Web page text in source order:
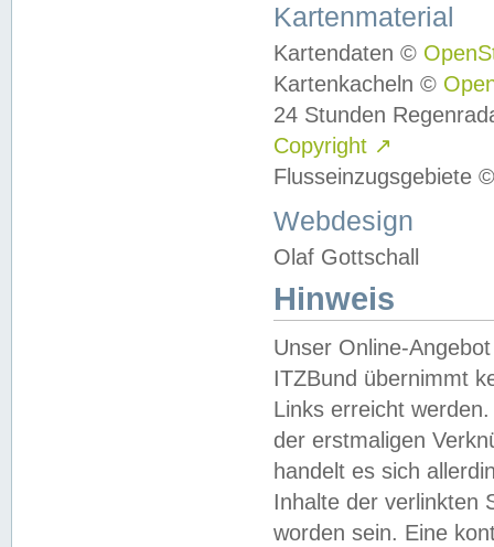
Kartenmaterial
Kartendaten ©
Kartenkacheln ©
24 Stunden
Copyright ↗
Flusseinzugsgebiete
Webdesign
Olaf Gottschall
Hinweis
Unser Online-
ITZBund übernimmt
Links erreicht
der erstmaligen
handelt es sich
Inhalte der verlinkten
worden sein. Eine